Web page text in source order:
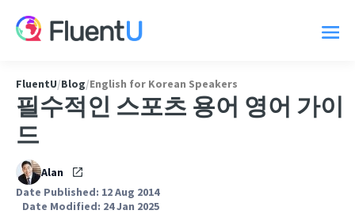
FluentU/Blog/English for Korean Speakers
필수적인 스포츠 용어 영어 가이
드
Alan
Date Published: 12 Aug 2014
Date Modified: 24 Jan 2025